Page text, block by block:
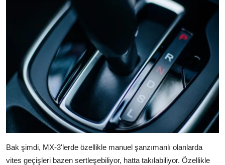
Bak şimdi, MX-3'lerde özellikle manuel şanzımanlı olanlarda
vites geçişleri bazen sertleşebiliyor, hatta takılabiliyor. Özellikle